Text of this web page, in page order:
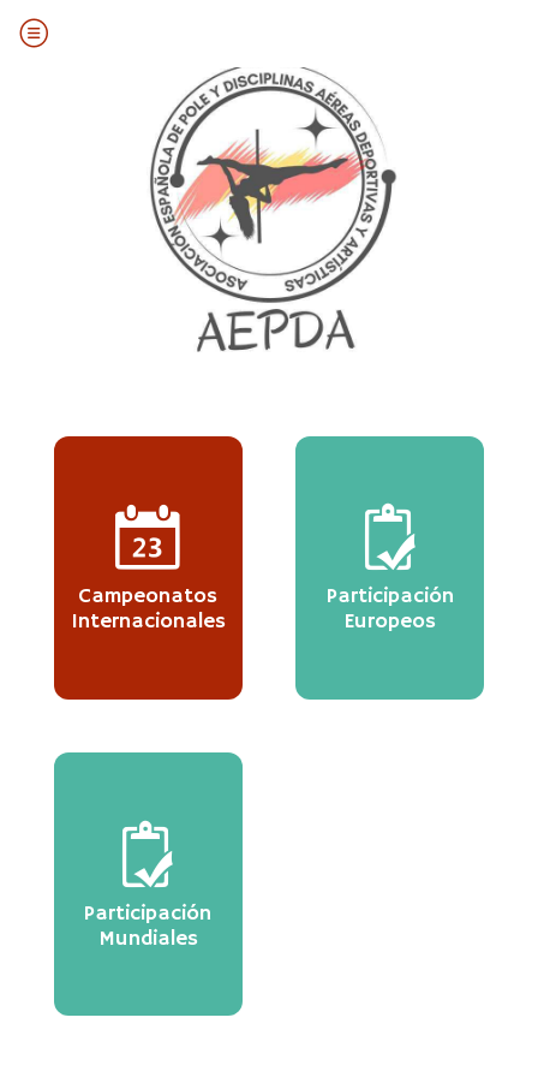
Campeonatos
Internacionales
Participación
Europeos
Participación
Mundiales